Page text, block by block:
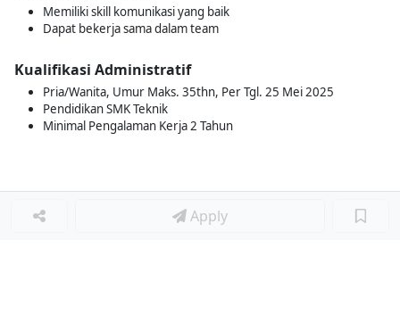
Memiliki skill komunikasi yang baik
Dapat bekerja sama dalam team
Kualifikasi Administratif
Pria/Wanita, Umur Maks. 35thn, Per Tgl. 25 Mei 2025
Pendidikan SMK Teknik
Minimal Pengalaman Kerja 2 Tahun
Apply